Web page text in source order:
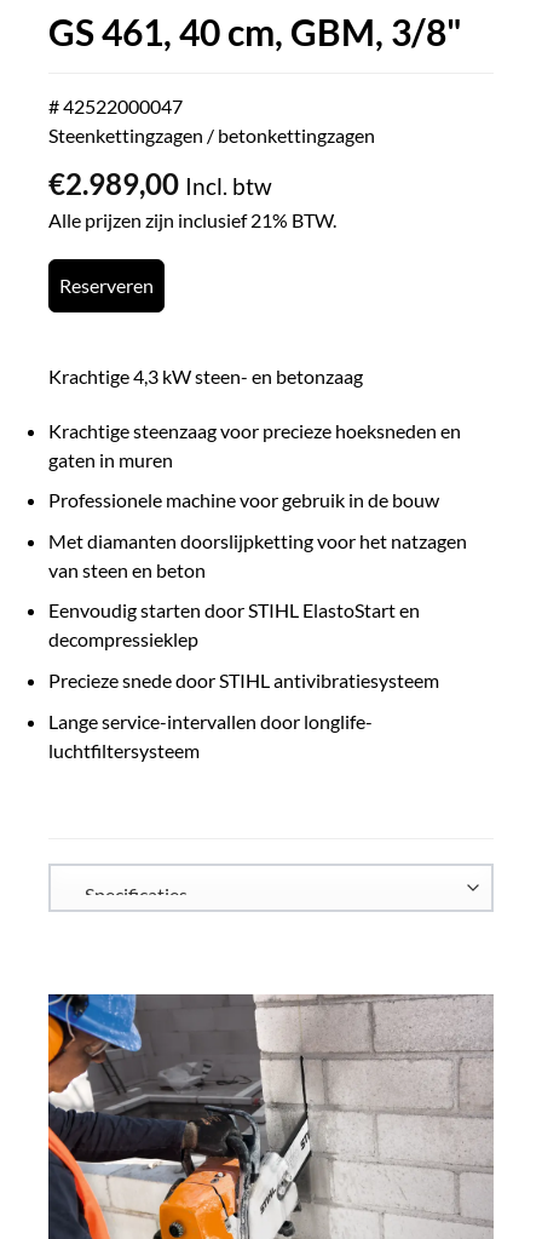
GS 461, 40 cm, GBM, 3/8"
# 42522000047
Steenkettingzagen / betonkettingzagen
€2.989,00 Incl. btw
Alle prijzen zijn inclusief 21% BTW.
Reserveren
Krachtige 4,3 kW steen- en betonzaag
Krachtige steenzaag voor precieze hoeksneden en
gaten in muren
Professionele machine voor gebruik in de bouw
Met diamanten doorslijpketting voor het natzagen
van steen en beton
Eenvoudig starten door STIHL ElastoStart en
decompressieklep
Precieze snede door STIHL antivibratiesysteem
Lange service-intervallen door longlife-
luchtfiltersysteem